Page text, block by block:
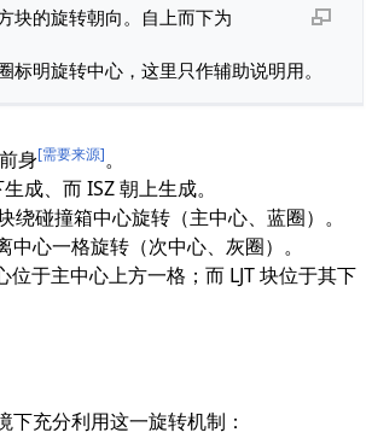
块的旋转朝向。自上而下为
标明旋转中心，这里只作辅助说明用。
身[需要来源]。
成、而 ISZ 朝上生成。
绕碰撞箱中心旋转（主中心、蓝圈）。
中心一格旋转（次中心、灰圈）。
位于主中心上方一格；而 LJT 块位于其下
下充分利用这一旋转机制：